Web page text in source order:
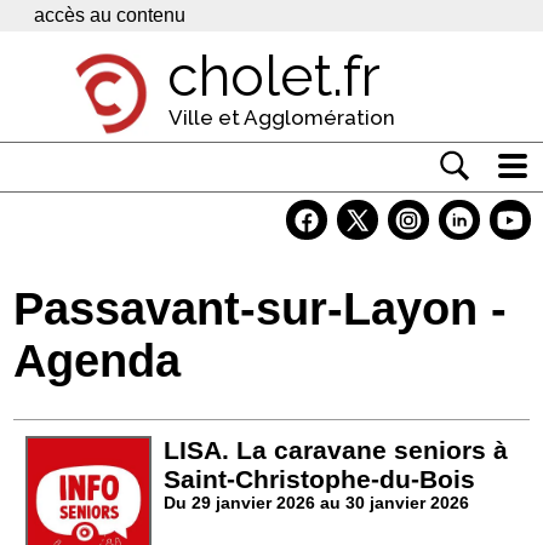
Panneau de gestion des cookies
accès au contenu
cholet.fr
Ville et Agglomération
Economie
Services
Passavant-sur-Layon -
Agenda
LISA. La caravane seniors à
Saint-Christophe-du-Bois
Du 29 janvier 2026 au 30 janvier 2026